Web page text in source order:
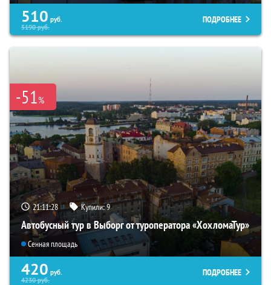
510 руб.
5190руб.
ПОДРОБНЕЕ
-51%
21:11:27 Купили:9
Автобусный тур в Выборг от туроператора «ХохломаТур»
Сенная площадь
420 руб.
4230руб.
ПОДРОБНЕЕ